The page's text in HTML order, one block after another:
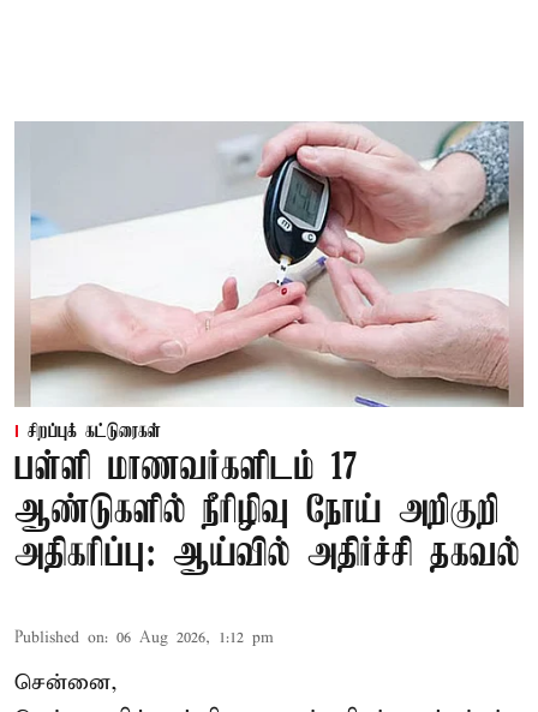
சிறப்புக் கட்டுரைகள்
பள்ளி மாணவர்களிடம் 17
ஆண்டுகளில் நீரிழிவு நோய் அறிகுறி
அதிகரிப்பு: ஆய்வில் அதிர்ச்சி தகவல்
Published on: 06 Aug 2026, 1:12 pm
சென்னை,